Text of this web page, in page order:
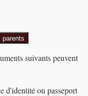
parents
suivants peuvent
d'identité ou passeport